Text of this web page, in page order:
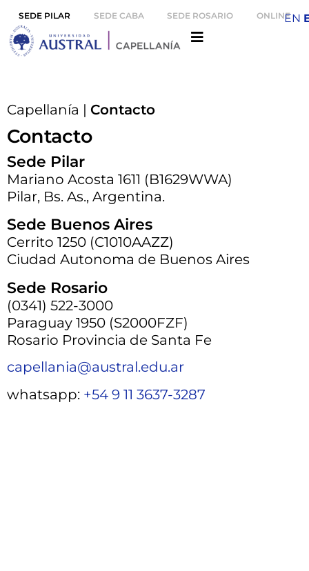
SEDE PILAR SEDE CABA SEDE ROSARIO ONLINE
Capellanía | Contacto
Contacto
Sede Pilar
Mariano Acosta 1611 (B1629WWA)
Pilar, Bs. As., Argentina.
Sede Buenos Aires
Cerrito 1250 (C1010AAZZ)
Ciudad Autonoma de Buenos Aires
Sede Rosario
(0341) 522-3000
Paraguay 1950 (S2000FZF)
Rosario Provincia de Santa Fe
capellania@austral.edu.ar
whatsapp: +54 9 11 3637-3287
EN